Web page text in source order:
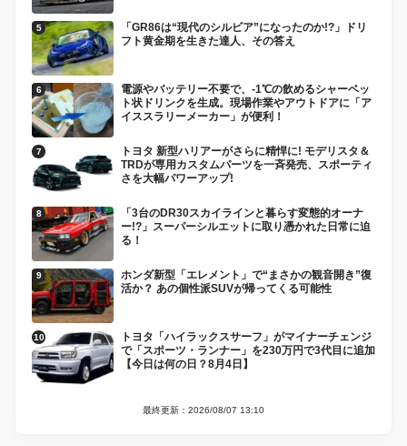
「GR86は“現代のシルビア”になったのか!?」ドリ
フト黄金期を生きた達人、その答え
電源やバッテリー不要で、-1℃の飲めるシャーベッ
ト状ドリンクを生成。現場作業やアウトドアに「ア
イススラリーメーカー」が便利！
トヨタ 新型ハリアーがさらに精悍に! モデリスタ＆
TRDが専用カスタムパーツを一斉発売、スポーティ
さを大幅パワーアップ!
「3台のDR30スカイラインと暮らす変態的オーナ
ー!?」スーパーシルエットに取り憑かれた日常に迫
る！
ホンダ新型「エレメント」で“まさかの観音開き”復
活か？ あの個性派SUVが帰ってくる可能性
トヨタ「ハイラックスサーフ」がマイナーチェンジ
で「スポーツ・ランナー」を230万円で3代目に追加
【今日は何の日？8月4日】
最終更新：2026/08/07 13:10